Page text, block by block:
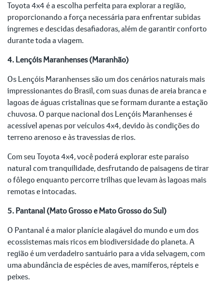
Toyota 4x4 é a escolha perfeita para explorar a região,
proporcionando a força necessária para enfrentar subidas
íngremes e descidas desafiadoras, além de garantir conforto
durante toda a viagem.
4. Lençóis Maranhenses (Maranhão)
Os Lençóis Maranhenses são um dos cenários naturais mais
impressionantes do Brasil, com suas dunas de areia branca e
lagoas de águas cristalinas que se formam durante a estação
chuvosa. O parque nacional dos Lençóis Maranhenses é
acessível apenas por veículos 4x4, devido às condições do
terreno arenoso e às travessias de rios.
Com seu Toyota 4x4, você poderá explorar este paraíso
natural com tranquilidade, desfrutando de paisagens de tirar
o fôlego enquanto percorre trilhas que levam às lagoas mais
remotas e intocadas.
5. Pantanal (Mato Grosso e Mato Grosso do Sul)
O Pantanal é a maior planície alagável do mundo e um dos
ecossistemas mais ricos em biodiversidade do planeta. A
região é um verdadeiro santuário para a vida selvagem, com
uma abundância de espécies de aves, mamíferos, répteis e
peixes.